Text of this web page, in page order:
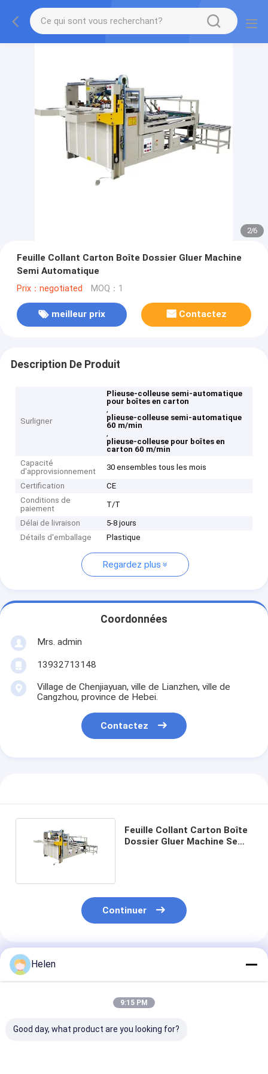
2/6
Feuille Collant Carton Boîte Dossier Gluer Machine
Semi Automatique
Prix：negotiated MOQ：1
meilleur prix Contactez
Description De Produit
Surligner
Plieuse-colleuse semi-automatique
pour boîtes en carton
,
plieuse-colleuse semi-automatique
60 m/min
,
plieuse-colleuse pour boîtes en
carton 60 m/min
Capacité
d'approvisionnement
30 ensembles tous les mois
Certification
CE
Conditions de
paiement
T/T
Délai de livraison
5-8 jours
Détails d'emballage
Plastique
Regardez plus
Coordonnées
Mrs. admin
13932713148
Village de Chenjiayuan, ville de Lianzhen, ville de
Cangzhou, province de Hebei.
Contactez
Feuille Collant Carton Boîte
Dossier Gluer Machine Semi
Continuer
Produits Recommandés
Helen
9:15 PM
Good day, what product are you looking for?